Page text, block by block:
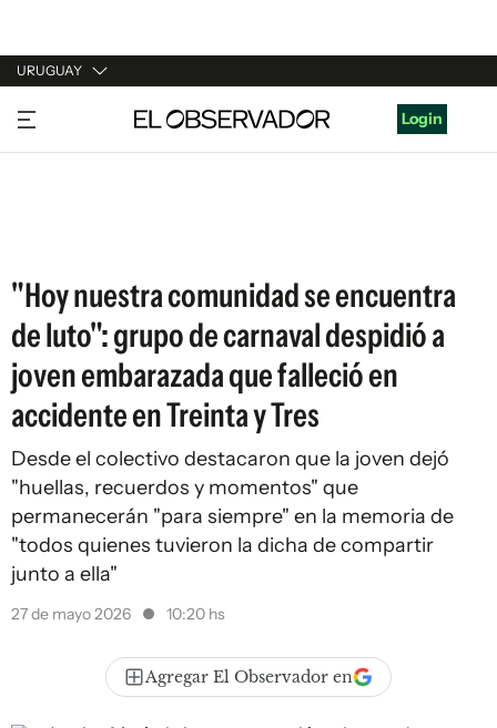
URUGUAY
URUGUAY
ARGENTINA
Login
"Hoy nuestra comunidad se encuentra
de luto": grupo de carnaval despidió a
joven embarazada que falleció en
accidente en Treinta y Tres
Desde el colectivo destacaron que la joven dejó
"huellas, recuerdos y momentos" que
permanecerán "para siempre" en la memoria de
"todos quienes tuvieron la dicha de compartir
junto a ella"
27 de mayo 2026 10:20 hs
Agregar El Observador en